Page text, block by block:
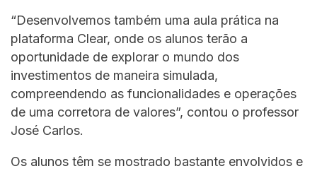
“Desenvolvemos também uma aula prática na
plataforma Clear, onde os alunos terão a
oportunidade de explorar o mundo dos
investimentos de maneira simulada,
compreendendo as funcionalidades e operações
de uma corretora de valores”, contou o professor
José Carlos.
Os alunos têm se mostrado bastante envolvidos e